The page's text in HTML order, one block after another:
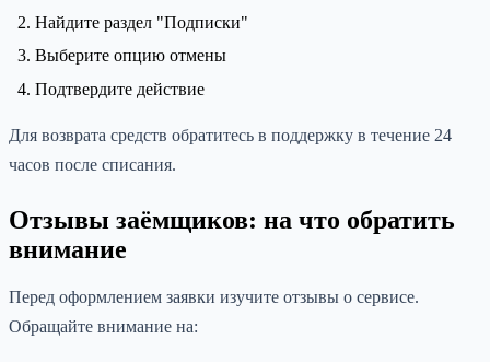
Найдите раздел "Подписки"
Выберите опцию отмены
Подтвердите действие
Для возврата средств обратитесь в поддержку в течение 24
часов после списания.
Отзывы заёмщиков: на что обратить
внимание
Перед оформлением заявки изучите отзывы о сервисе.
Обращайте внимание на: